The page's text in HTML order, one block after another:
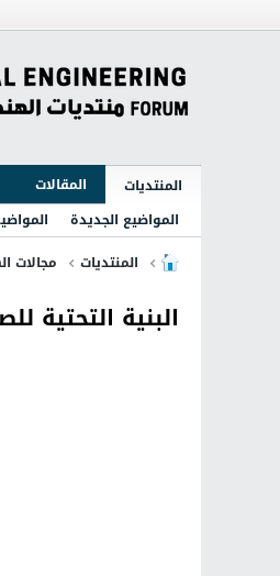
المنتديات المقالات
المواضيع الجديدة
المنتديات
مجالات
البنية التحتية